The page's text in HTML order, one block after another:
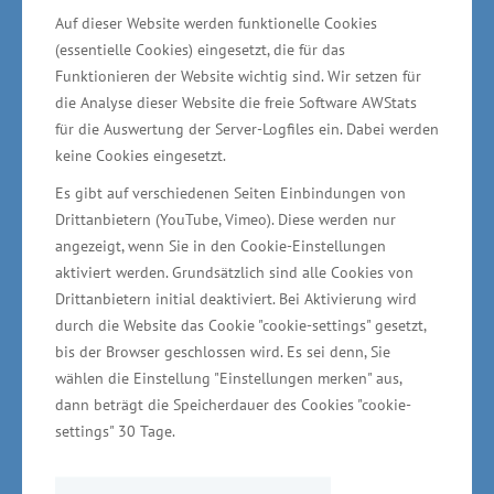
Auf dieser Website werden funktionelle Cookies
(essentielle Cookies) eingesetzt, die für das
Funktionieren der Website wichtig sind. Wir setzen für
die Analyse dieser Website die freie Software AWStats
für die Auswertung der Server-Logfiles ein. Dabei werden
keine Cookies eingesetzt.
Es gibt auf verschiedenen Seiten Einbindungen von
Drittanbietern (YouTube, Vimeo). Diese werden nur
angezeigt, wenn Sie in den Cookie-Einstellungen
aktiviert werden. Grundsätzlich sind alle Cookies von
Drittanbietern initial deaktiviert. Bei Aktivierung wird
durch die Website das Cookie "cookie-settings" gesetzt,
bis der Browser geschlossen wird. Es sei denn, Sie
wählen die Einstellung "Einstellungen merken" aus,
dann beträgt die Speicherdauer des Cookies "cookie-
settings" 30 Tage.
Wirtschaftsminister Reinhard Meyer fügte
hinzu: „Besonders in den Bereichen Offshore-
Wind und Wasserstoff bieten sich enorme
Potenziale, die unser Land als
Wirtschaftsstandort und als Vorreiter im
Klimaschutz stärken werden. Die neuen
Chancen wollen wir konsequent nutzen – das
heute vorgelegte Zukunftskonzept bietet dafür
enorm wichtige Impulse.“
Das maritime Zukunftskonzept ist in einem mit
mehreren Workshop-Runden breit angelegten
Prozess, in dem von den verschiedenen